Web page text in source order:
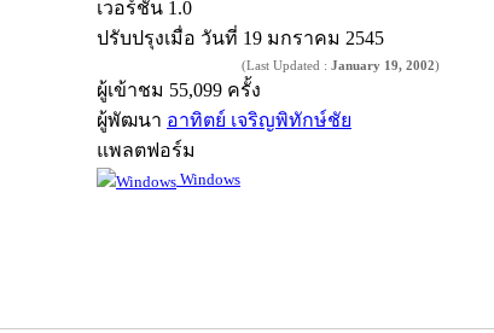
เวอร์ชัน 1.0
ปรับปรุงเมื่อ วันที่ 19 มกราคม 2545
(Last Updated : January 19, 2002)
ผู้เข้าชม 55,099 ครั้ง
ผู้พัฒนา อาทิตย์ เจริญพิทักษ์ชัย
แพลตฟอร์ม
Windows